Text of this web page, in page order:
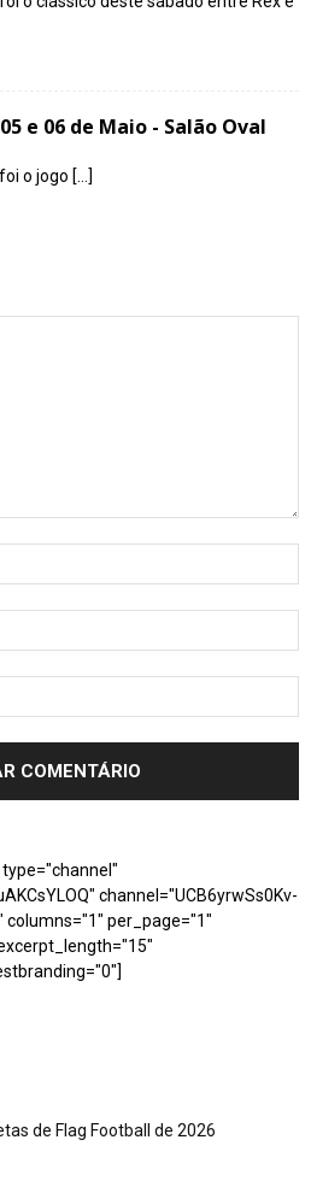
e 06 de Maio - Salão Oval
o jogo […]
channel="UCB6yrwSs0Kv-
columns="1" per_page="1"
de Flag Football de 2026